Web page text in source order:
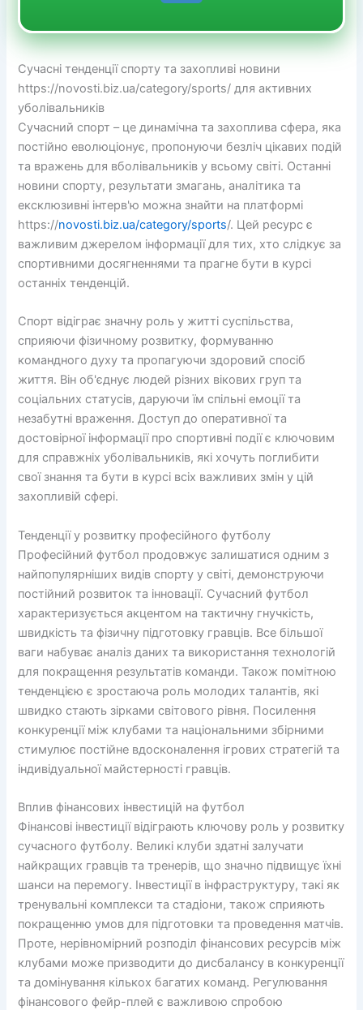
Сучасні тенденції спорту та захопливі новини
https://novosti.biz.ua/category/sports/ для активних
уболівальників
Сучасний спорт – це динамічна та захоплива сфера, яка
постійно еволюціонує, пропонуючи безліч цікавих подій
та вражень для вболівальників у всьому світі. Останні
новини спорту, результати змагань, аналітика та
ексклюзивні інтерв'ю можна знайти на платформі
https://novosti.biz.ua/category/sports/. Цей ресурс є
важливим джерелом інформації для тих, хто слідкує за
спортивними досягненнями та прагне бути в курсі
останніх тенденцій.
Спорт відіграє значну роль у житті суспільства,
сприяючи фізичному розвитку, формуванню
командного духу та пропагуючи здоровий спосіб
життя. Він об'єднує людей різних вікових груп та
соціальних статусів, даруючи їм спільні емоції та
незабутні враження. Доступ до оперативної та
достовірної інформації про спортивні події є ключовим
для справжніх уболівальників, які хочуть поглибити
свої знання та бути в курсі всіх важливих змін у цій
захопливій сфері.
Тенденції у розвитку професійного футболу
Професійний футбол продовжує залишатися одним з
найпопулярніших видів спорту у світі, демонструючи
постійний розвиток та інновації. Сучасний футбол
характеризується акцентом на тактичну гнучкість,
швидкість та фізичну підготовку гравців. Все більшої
ваги набуває аналіз даних та використання технологій
для покращення результатів команди. Також помітною
тенденцією є зростаюча роль молодих талантів, які
швидко стають зірками світового рівня. Посилення
конкуренції між клубами та національними збірними
стимулює постійне вдосконалення ігрових стратегій та
індивідуальної майстерності гравців.
Вплив фінансових інвестицій на футбол
Фінансові інвестиції відіграють ключову роль у розвитку
сучасного футболу. Великі клуби здатні залучати
найкращих гравців та тренерів, що значно підвищує їхні
шанси на перемогу. Інвестиції в інфраструктуру, такі як
тренувальні комплекси та стадіони, також сприяють
покращенню умов для підготовки та проведення матчів.
Проте, нерівномірний розподіл фінансових ресурсів між
клубами може призводити до дисбалансу в конкуренції
та домінування кількох багатих команд. Регулювання
фінансового фейр-плей є важливою спробою